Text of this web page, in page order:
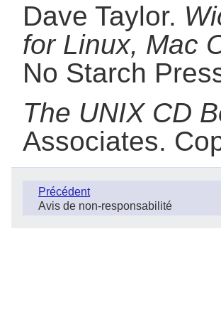
Dave Taylor.
for Linux, Mac
No Starch
The UNIX CD
Associates.
Précédent
Avis de non-responsabilité